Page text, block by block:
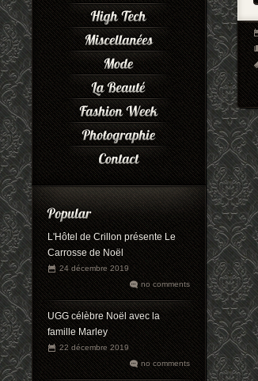
L'Hôtel de Crillon présente Le
Carrosse de Noël
24 décembre 2019
no comments
UGG célèbre Noël avec la
famille Marley
22 décembre 2019
no comments